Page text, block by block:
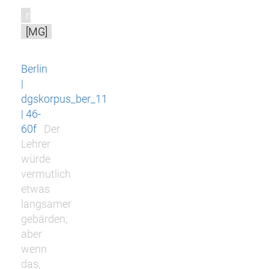
m
[MG]
Berlin
|
dgskorpus_ber_11
| 46-
60f
Der
Lehrer
würde
vermutlich
etwas
langsamer
gebärden,
aber
wenn
das,